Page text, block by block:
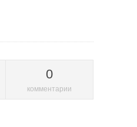
0
комментарии